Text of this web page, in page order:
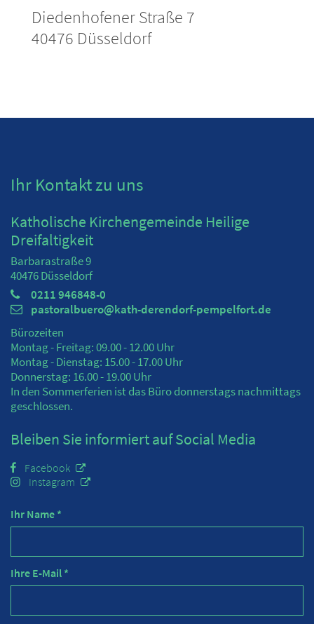
Diedenhofener Straße 7
40476 Düsseldorf
Ihr Kontakt zu uns
Katholische Kirchengemeinde Heilige
Dreifaltigkeit
Barbarastraße 9
40476Düsseldorf
0211 946848-0
pastoralbuero@kath-derendorf-pempelfort.de
Bürozeiten
Montag - Freitag: 09.00 - 12.00 Uhr
Montag - Dienstag: 15.00 - 17.00 Uhr
Donnerstag: 16.00 - 19.00 Uhr
In den Sommerferien ist das Büro donnerstags nachmittags
geschlossen.
Bleiben Sie informiert auf Social Media
Facebook
Instagram
Ihr Name *
Ihre E-Mail *